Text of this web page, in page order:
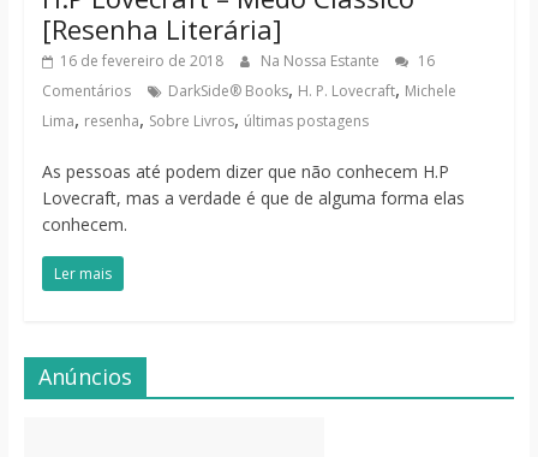
[Resenha Literária]
16 de fevereiro de 2018 Na Nossa Estante
16
Comentários
DarkSide® Books, H. P. Lovecraft, Michele
Lima, resenha, Sobre Livros, últimas postagens
As pessoas até podem dizer que não conhecem H.P
Lovecraft, mas a verdade é que de alguma forma elas
conhecem.
Ler mais
Anúncios